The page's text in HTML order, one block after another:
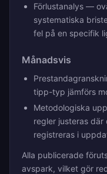
Förlustanalys —
systematiska
fel på en specifik
Månadsvis
tipp-typ jämförs
Metodologiska
regler justeras
registreras i
Alla publicerade
avspark, vilket gör